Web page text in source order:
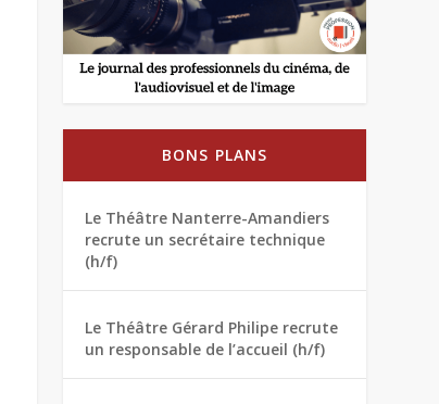
BONS PLANS
Le Théâtre Nanterre-Amandiers
recrute un secrétaire technique
(h/f)
Le Théâtre Gérard Philipe recrute
un responsable de l’accueil (h/f)